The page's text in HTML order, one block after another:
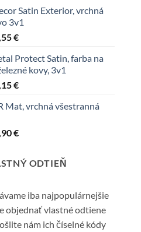
19,65 €
through
65,85 €
Satin Exterior, vrchná
3v1
€Price
21,55 €
through
57,55 €
Protect Satin, farba na
kovy, 3v1
€Price
20,60 €
62,15 €
Mat, vrchná všestranná
€Price
28,85 €
through
ODTIEŇ
iba najpopulárnejšie
objednať vlastné odtiene
nám ich číselné kódy